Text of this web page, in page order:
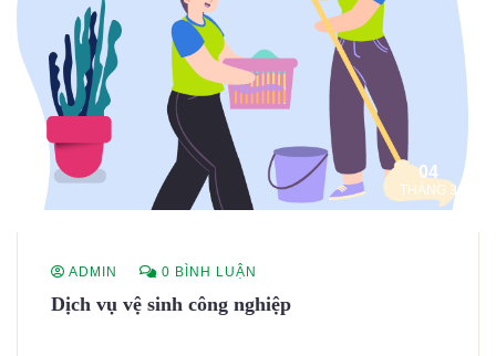
04
THÁNG 3
ADMIN 0 BÌNH LUẬN
Dịch vụ vệ sinh công nghiệp